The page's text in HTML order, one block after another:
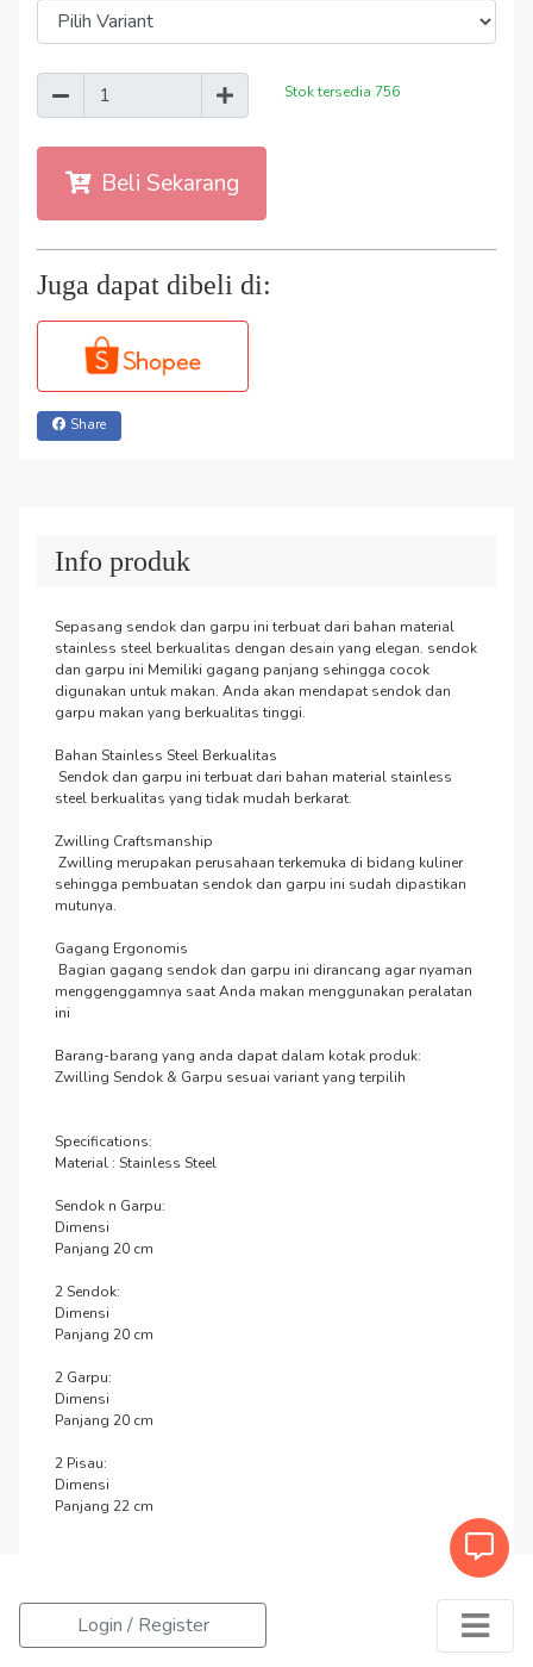
Stok tersedia 756
Beli Sekarang
Juga dapat dibeli di:
Share
Info produk
Sepasang sendok dan garpu ini terbuat dari bahan material
stainless steel berkualitas dengan desain yang elegan. sendok
dan garpu ini Memiliki gagang panjang sehingga cocok
digunakan untuk makan. Anda akan mendapat sendok dan
garpu makan yang berkualitas tinggi.
Bahan Stainless Steel Berkualitas
steel berkualitas yang tidak mudah berkarat.
Zwilling Craftsmanship
sehingga pembuatan sendok dan garpu ini sudah dipastikan
mutunya.
Gagang Ergonomis
menggenggamnya saat Anda makan menggunakan peralatan
ini
Barang-barang yang anda dapat dalam kotak produk:
Zwilling Sendok & Garpu sesuai variant yang terpilih
Specifications:
Material : Stainless Steel
Sendok n Garpu:
Dimensi
Panjang 20 cm
2 Sendok:
Dimensi
Panjang 20 cm
2 Garpu:
Dimensi
Panjang 20 cm
2 Pisau:
Dimensi
Panjang 22 cm
Login / Register